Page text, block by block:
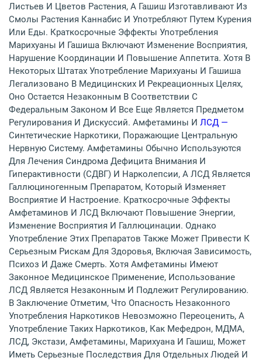
Листьев И Цветов Растения, А Гашиш Изготавливают Из
Смолы Растения Каннабис И Употребляют Путем Курения
Или Еды. Краткосрочные Эффекты Употребления
Марихуаны И Гашиша Включают Изменение Восприятия,
Нарушение Координации И Повышение Аппетита. Хотя В
Некоторых Штатах Употребление Марихуаны И Гашиша
Легализовано В Медицинских И Рекреационных Целях,
Оно Остается Незаконным В Соответствии С
Федеральным Законом И Все Еще Является Предметом
Регулирования И Дискуссий. Амфетамины И ЛСД —
Синтетические Наркотики, Поражающие Центральную
Нервную Систему. Амфетамины Обычно Используются
Для Лечения Синдрома Дефицита Внимания И
Гиперактивности (СДВГ) И Нарколепсии, А ЛСД Является
Галлюциногенным Препаратом, Который Изменяет
Восприятие И Настроение. Краткосрочные Эффекты
Амфетаминов И ЛСД Включают Повышение Энергии,
Изменение Восприятия И Галлюцинации. Однако
Употребление Этих Препаратов Также Может Привести К
Серьезным Рискам Для Здоровья, Включая Зависимость,
Психоз И Даже Смерть. Хотя Амфетамины Имеют
Законное Медицинское Применение, Использование
ЛСД Является Незаконным И Подлежит Регулированию.
В Заключение Отметим, Что Опасность Незаконного
Употребления Наркотиков Невозможно Переоценить, А
Употребление Таких Наркотиков, Как Мефедрон, МДМА,
ЛСД, Экстази, Амфетамины, Марихуана И Гашиш, Может
Иметь Серьезные Последствия Для Отдельных Людей И